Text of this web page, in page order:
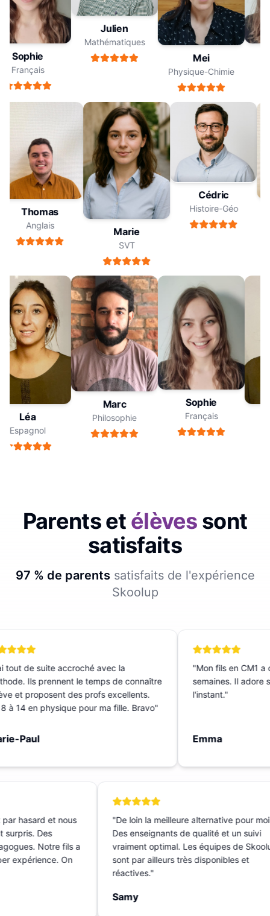
Sophie
Français
Julien
Mathématiques
Mei
Physique-Chimie
Thomas
Anglais
Marie
SVT
Cédric
Histoire-Géo
Léa
Espagnol
Marc
Philosophie
Sophie
Français
Parents et élèves sont
satisfaits
97 % de parentssatisfaits de l'expérience
Skoolup
de suite accroché avec la
Ils prennent le temps de connaître
et proposent des profs excellents.
14 en physique pour ma fille. Bravo"
Paul
Mon fils en CM1 a
semaines. Il adore
l'instant."
Emma
par hasard et nous
surpris. Des
Notre fils a
expérience. On
"De loin la meilleure alternative pour
Des enseignants de qualité et un suivi
vraiment optimal. Les équipes de
sont par ailleurs très disponibles et
réactives.
Samy